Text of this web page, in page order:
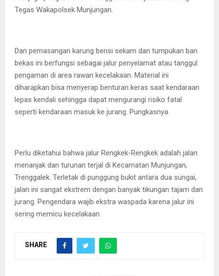
Tegas Wakapolsek Munjungan.
Dan pemasangan karung berisi sekam dan tumpukan ban
bekas ini berfungsi sebagai jalur penyelamat atau tanggul
pengaman di area rawan kecelakaan. Material ini
diharapkan bisa menyerap benturan keras saat kendaraan
lepas kendali sehingga dapat mengurangi risiko fatal
seperti kendaraan masuk ke jurang. Pungkasnya.
Perlu diketahui bahwa jalur Rengkek-Rengkek adalah jalan
menanjak dan turunan terjal di Kecamatan Munjungan,
Trenggalek. Terletak di punggung bukit antara dua sungai,
jalan ini sangat ekstrem dengan banyak tikungan tajam dan
jurang. Pengendara wajib ekstra waspada karena jalur ini
sering memicu kecelakaan.
SHARE